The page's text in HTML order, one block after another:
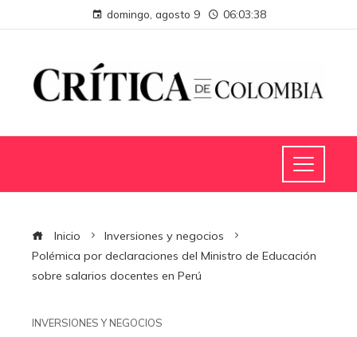
domingo, agosto 9 06:03:39
Inicio
Inversiones y negocios
Polémica por declaraciones del Ministro de Educación
sobre salarios docentes en Perú
INVERSIONES Y NEGOCIOS